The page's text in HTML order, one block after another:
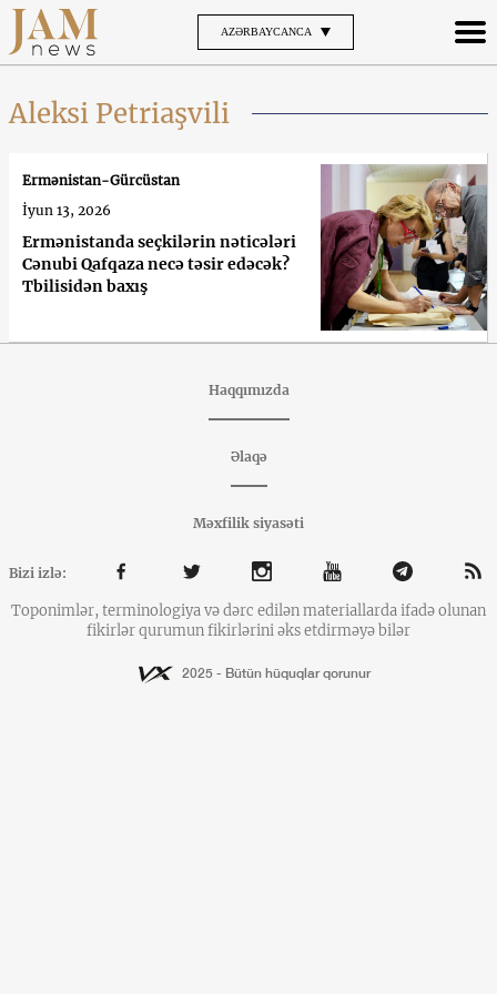
AZƏRBAYCANCA
Aleksi Petriaşvili
Ermənistanda seçkilərin nəticələri
Cənubi Qafqaza necə təsir edəcək?
Tbilisidən baxış
Ermənistan-Gürcüstan
İyun 13, 2026
Haqqımızda
Əlaqə
Məxfilik siyasəti
Bizi izlə:
Toponimlər, terminologiya və dərc edilən materiallarda ifadə olunan
fikirlər qurumun fikirlərini əks etdirməyə bilər
2025 - Bütün hüquqlar qorunur